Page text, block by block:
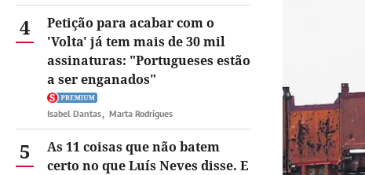
4
Petição para acabar com o
'Volta' já tem mais de 30 mil
assinaturas: "Portugueses estão
a ser enganados"
Isabel Dantas Marta Rodrigues
5
As 11 coisas que não batem
certo no que Luís Neves disse. E